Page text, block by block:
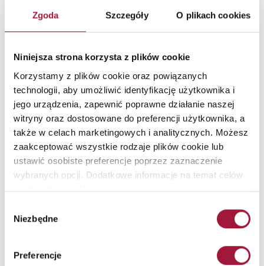
Zgoda Szczegóły O plikach cookies
Niniejsza strona korzysta z plików cookie
Korzystamy z plików cookie oraz powiązanych
technologii, aby umożliwić identyfikację użytkownika i
jego urządzenia, zapewnić poprawne działanie naszej
witryny oraz dostosowane do preferencji użytkownika, a
także w celach marketingowych i analitycznych. Możesz
zaakceptować wszystkie rodzaje plików cookie lub
ustawić osobiste preferencje poprzez zaznaczenie
wybranych opcji. Dodatkowe informacje na temat celów
przetwarzania plików cookie są dostępne w
zgody
Niezbędne
Preferencje
zabezpieczenia przeciwpożarowe
konstrukcji stalowych
muszą być najwyższej klasy odporności
ogniowej.
Zobacz inne wpisy